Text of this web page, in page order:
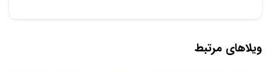
ویلاهای مرتبط